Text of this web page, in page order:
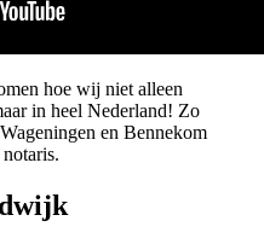
hoe wij niet alleen
in heel Nederland! Zo
en Bennekom